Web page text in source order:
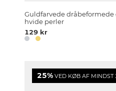
Guldfarvede
hvide perler
129 kr
25% VED KØB AF MINDST